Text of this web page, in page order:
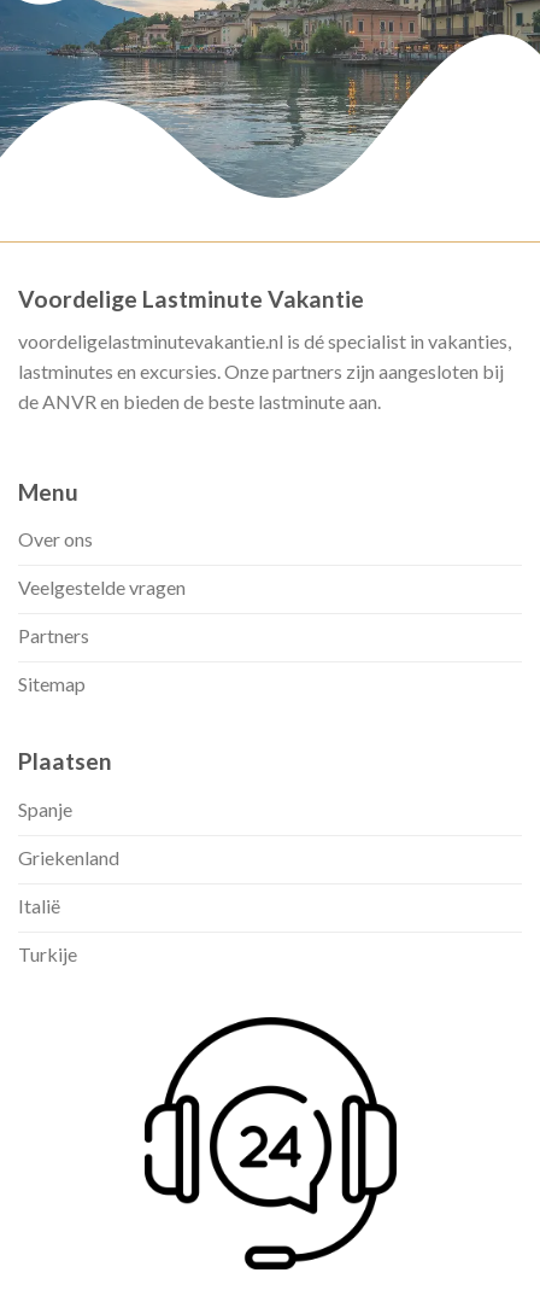
Voordelige Lastminute Vakantie
voordeligelastminutevakantie.nl is dé specialist in vakanties,
lastminutes en excursies. Onze partners zijn aangesloten bij
de ANVR en bieden de beste lastminute aan.
Menu
Over ons
Veelgestelde vragen
Partners
Sitemap
Plaatsen
Spanje
Griekenland
Italië
Turkije